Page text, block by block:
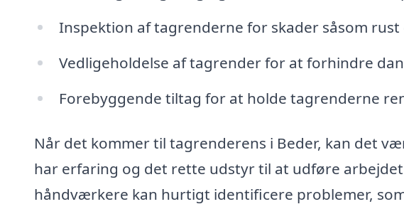
Inspektion af tagrenderne for skader såsom
Vedligeholdelse af tagrender for at forhindre
Forebyggende tiltag for at holde tagrenderne
Når det kommer til tagrenderens i Beder, kan det
har erfaring og det rette udstyr til at udføre
håndværkere kan hurtigt identificere problemer,